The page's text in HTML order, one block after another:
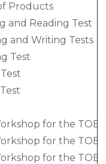
Products
and Reading Test
and Writing Tests
Test
for the
for the
for the